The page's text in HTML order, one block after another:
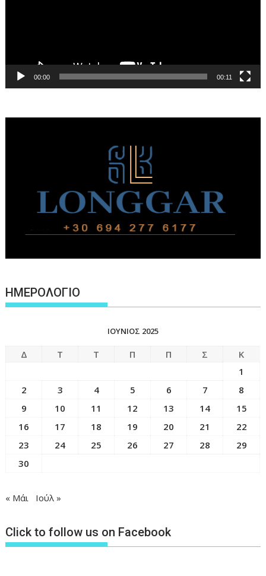
00:00 00:11
ΗΜΕΡΟΛΟΓΙΟ
ΙΟΎΝΙΟΣ 2025
Δ Τ Τ Π Π Σ
Κ
1
2
3 4 5 6 7
8
9
10 11 12 13 14
15
16
17 18 19 20 21
22
23
24 25 26 27 28
29
30
« Μάι Ιούλ »
Click to follow us on Facebook